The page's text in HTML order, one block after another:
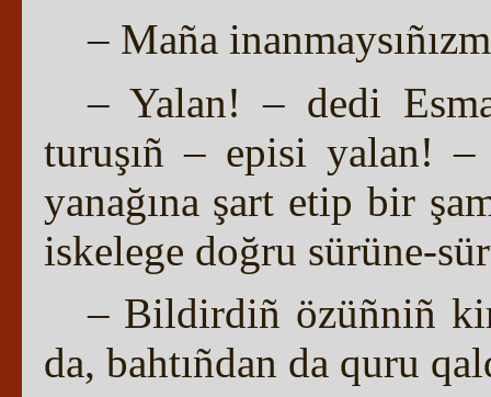
– Maña
– Yalan! – dedi
turuşıñ – episi yalan! –
yanağına şart etip bir
iskelege doğru sürüne-
– Bildirdiñ özüñniñ
da, bahtıñdan da quru